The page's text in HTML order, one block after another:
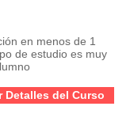
en menos de 1
de estudio es muy
Detalles del Curso